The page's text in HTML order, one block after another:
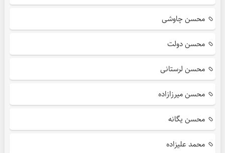
محسن چاوشی
محسن دولت
محسن لرستانی
محسن میرزازاده
محسن یگانه
محمد علیزاده